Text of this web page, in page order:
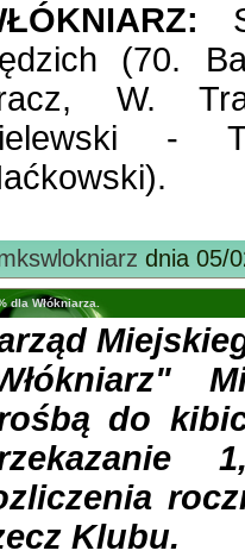
(70.
W.
-
dnia 05/
dla Włókniarza.
do
Klubu.